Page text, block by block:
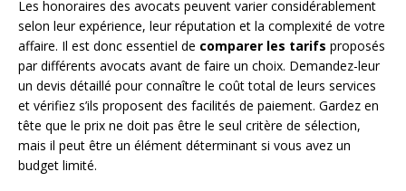
Les honoraires des avocats peuvent varier considérablement
selon leur expérience, leur réputation et la complexité de votre
affaire. Il est donc essentiel de comparer les tarifs proposés
par différents avocats avant de faire un choix. Demandez-leur
un devis détaillé pour connaître le coût total de leurs services
et vérifiez s’ils proposent des facilités de paiement. Gardez en
tête que le prix ne doit pas être le seul critère de sélection,
mais il peut être un élément déterminant si vous avez un
budget limité.